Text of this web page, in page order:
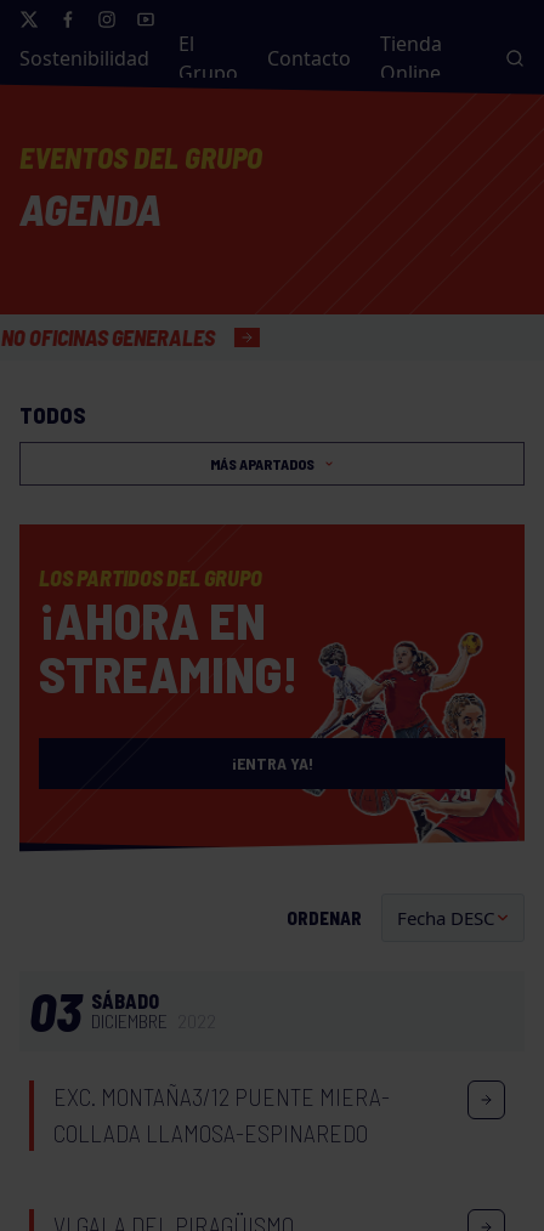
Sostenibilidad
El
Grupo
Contacto
Tienda
Online
EVENTOS DEL GRUPO
AGENDA
GENERALES
TODOS
MÁS APARTADOS
LOS PARTIDOS DEL GRUPO
¡AHORA EN
STREAMING!
¡ENTRA YA!
ORDENAR
03 SÁBADO
DICIEMBRE
EXC. MONTAÑA3/12 PUENTE MIERA-
COLLADA LLAMOSA-ESPINAREDO
VI GALA DEL PIRAGÜISMO